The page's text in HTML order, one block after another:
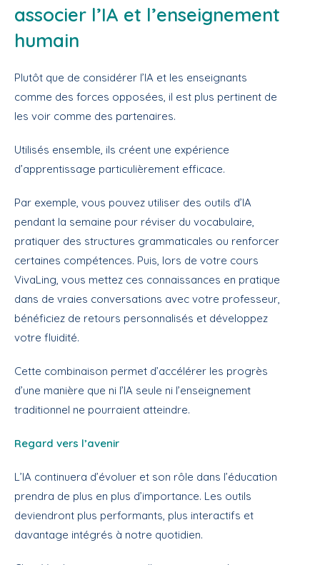
associer l’IA et l’enseignement
humain
Plutôt que de considérer l’IA et les enseignants
comme des forces opposées, il est plus pertinent de
les voir comme des partenaires.
Utilisés ensemble, ils créent une expérience
d’apprentissage particulièrement efficace.
Par exemple, vous pouvez utiliser des outils d’IA
pendant la semaine pour réviser du vocabulaire,
pratiquer des structures grammaticales ou renforcer
certaines compétences. Puis, lors de votre cours
VivaLing, vous mettez ces connaissances en pratique
dans de vraies conversations avec votre professeur,
bénéficiez de retours personnalisés et développez
votre fluidité.
Cette combinaison permet d’accélérer les progrès
d’une manière que ni l’IA seule ni l’enseignement
traditionnel ne pourraient atteindre.
Regard vers l’avenir
L’IA continuera d’évoluer et son rôle dans l’éducation
prendra de plus en plus d’importance. Les outils
deviendront plus performants, plus interactifs et
davantage intégrés à notre quotidien.